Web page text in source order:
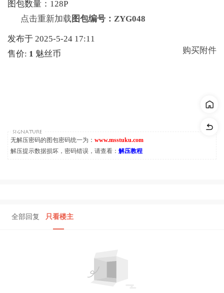
图包数量：128P
点击重新加载 图包编号：ZYG048
发布于 2025-5-24 17:11
售价: 1 魅丝币 购买附件
无解压密码的图包密码统一为： www.msstuku.com
解压提示数据损坏，密码错误，请查看： 解压教程
全部回复 只看楼主